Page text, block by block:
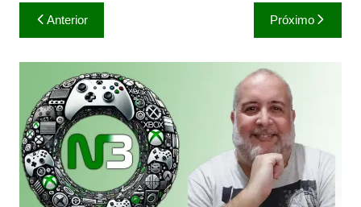
Navegação
de
Post
Anterior Próximo